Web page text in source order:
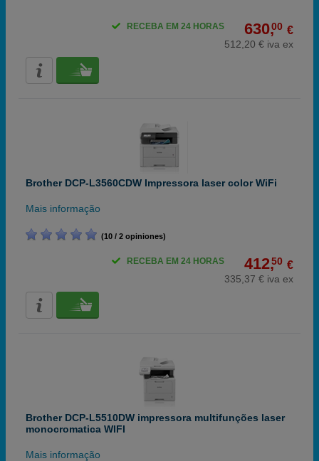
630,00 €
512,20 € iva ex
RECEBA EM 24 HORAS
Brother DCP-L3560CDW Impressora laser color WiFi
Mais informação
(10 / 2 opiniones)
412,50 €
335,37 € iva ex
RECEBA EM 24 HORAS
Brother DCP-L5510DW impressora multifunções laser
monocromatica WIFI
Mais informação